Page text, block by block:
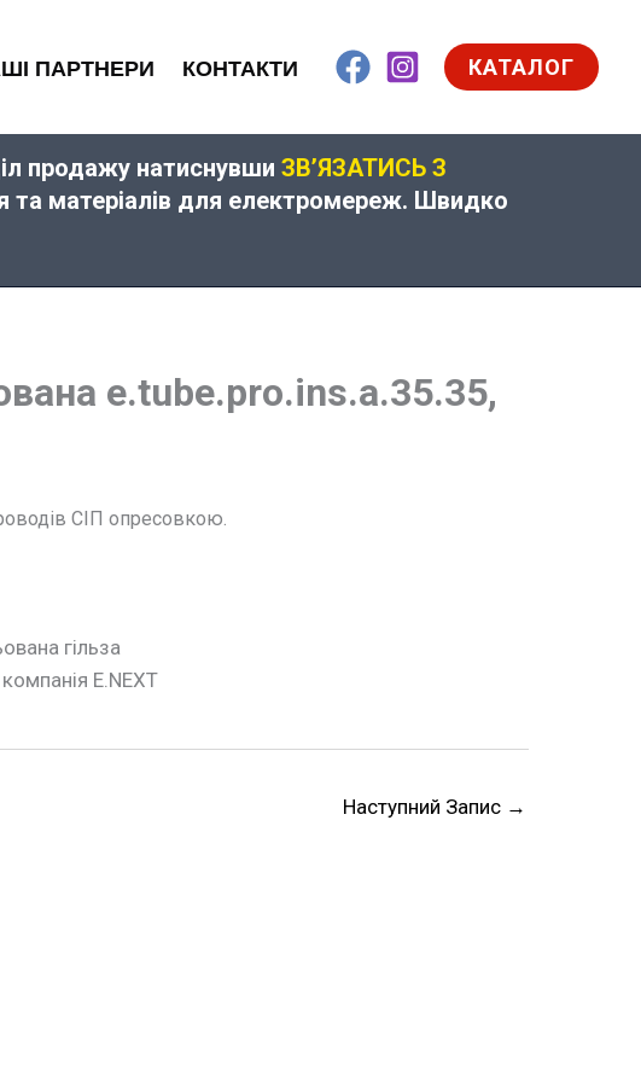
ПАРТНЕРИ КОНТАКТИ КАТАЛОГ
продажу натиснувши ЗВ’ЯЗАТИСЬ З
та матеріалів для електромереж. Швидко
e.tube.pro.ins.a.35.35,
СІП опресовкою.
гільза
E.NEXT
Наступний Запис →